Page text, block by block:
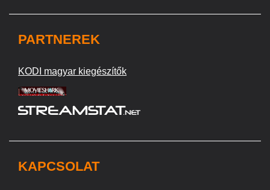
PARTNEREK
KODI magyar kiegészítők
KAPCSOLAT